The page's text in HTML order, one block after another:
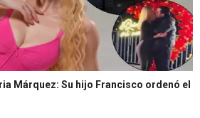
Márquez: Su hijo Francisco ordenó el